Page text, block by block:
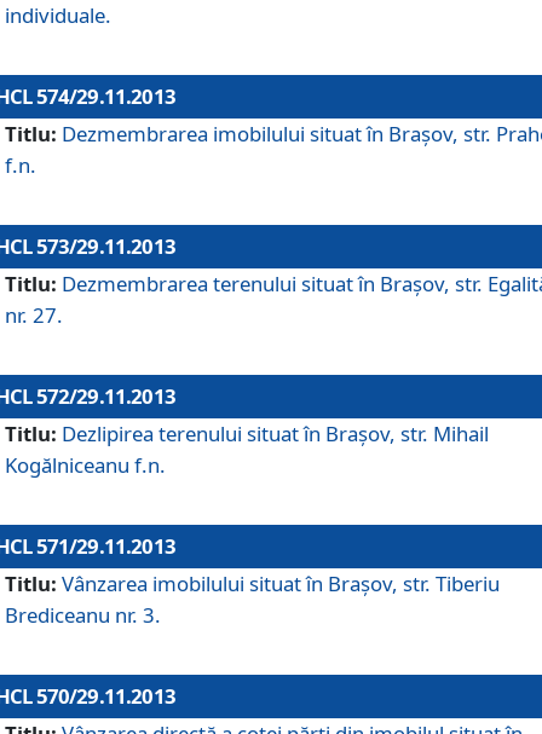
individuale.
574/29.11.2013
Titlu: Dezmembrarea imobilului situat în Braşov, str.
f.n.
573/29.11.2013
Titlu: Dezmembrarea terenului situat în Braşov, str.
nr. 27.
572/29.11.2013
Titlu: Dezlipirea terenului situat în Braşov, str. Mihail
Kogălniceanu f.n.
571/29.11.2013
Titlu: Vânzarea imobilului situat în Braşov, str. Tiberiu
Brediceanu nr. 3.
570/29.11.2013